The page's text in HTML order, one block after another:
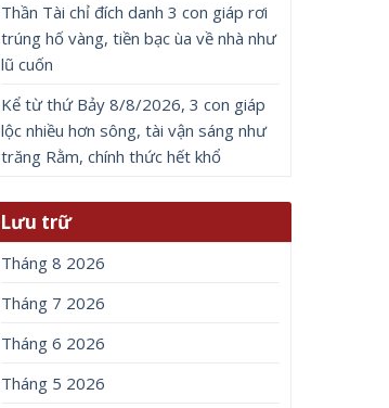
Thần Tài chỉ đích danh 3 con giáp rơi
trúng hố vàng, tiền bạc ùa về nhà như
lũ cuốn
Kể từ thứ Bảy 8/8/2026, 3 con giáp
lộc nhiều hơn sông, tài vận sáng như
trăng Rằm, chính thức hết khổ
Lưu trữ
Tháng 8 2026
Tháng 7 2026
Tháng 6 2026
Tháng 5 2026